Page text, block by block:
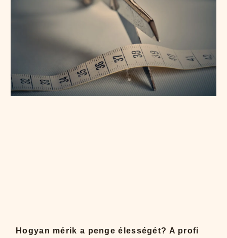
Hogyan mérik a penge élességét? A profi